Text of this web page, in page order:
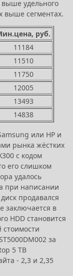
выше удельного
выше сегментах.
руб.
11184
11510
11750
12005
13493
14838
или HP и
рынка жёстких
с кодом
его слишком
удалось
при написании
продавался
заключается в
HDD становится
за
5 TB
- 2,3 и 2,35